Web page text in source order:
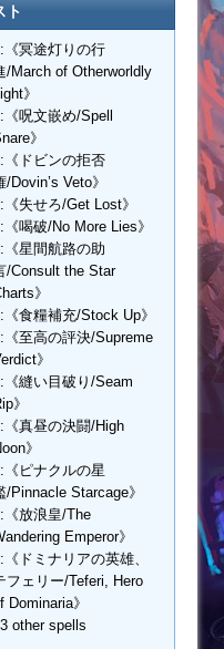
ト
《冥途灯りの行
/March of Otherworldly
Light》
《呪文嵌め/Spell
》
《ドビンの拒否
/Dovin’s Veto》
《失せろ/Get Lost》
《喝破/No More Lies》
《星間航路の助
/Consult the Star
》
《食糧補充/Stock Up》
《至高の評決/Supreme
》
《縫い目破り/Seam
》
《真昼の決闘/High
》
《ピナクルの星
/Pinnacle Starcage》
《放浪皇/The
Emperor》
《ドミナリアの英雄、
フェリー/Teferi, Hero
Dominaria》
other spells